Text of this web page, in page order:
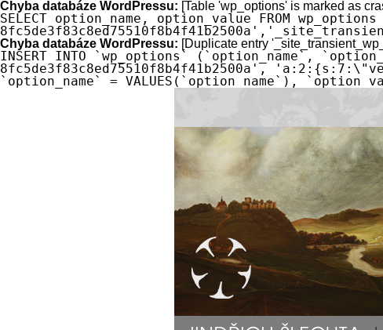
Chyba databáze WordPressu: [Table 'wp_options' is marked as
SELECT option_name, option_value FROM
Chyba databáze WordPressu: [Duplicate entry
INSERT INTO `wp_options` (`option_name`,
8fc5de3f83c8ed75510f8b4f41b2500a',
`option_name` = VALUES(`option_name`),